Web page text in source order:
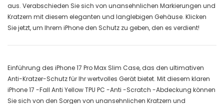
aus. Verabschieden Sie sich von unansehnlichen Markierungen und
Kratzern mit diesem eleganten und langlebigen Gehäuse. Klicken
Sie jetzt, um Ihrem iPhone den Schutz zu geben, den es verdient!
Einführung des iPhone 17 Pro Max Slim Case, das den ultimativen
Anti-Kratzer-Schutz für Ihr wertvolles Gerät bietet. Mit diesem klaren
iPhone 17 -Fall Anti Yellow TPU PC -Anti -Scratch -Abdeckung können
Sie sich von den Sorgen von unansehnlichen Kratzern und